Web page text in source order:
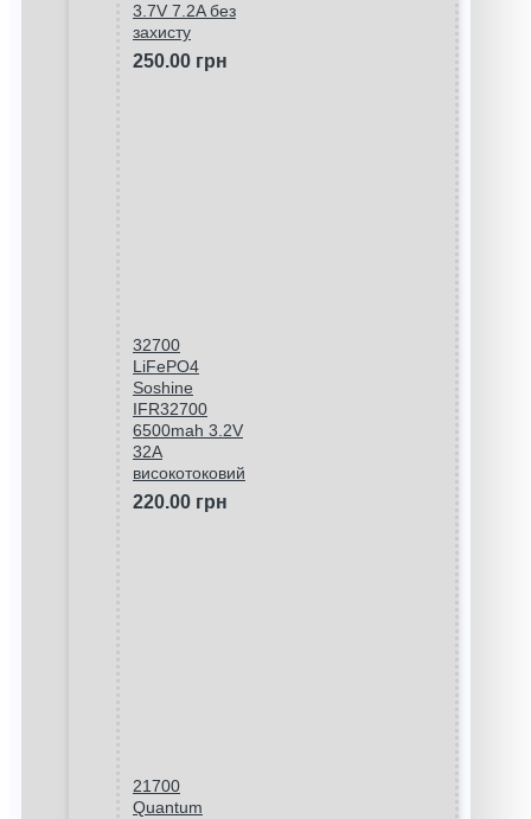
3.7V 7.2A без
захисту
250.00 грн
32700
LiFePO4
Soshine
IFR32700
6500mah 3.2V
32A
високотоковий
220.00 грн
21700
Quantum